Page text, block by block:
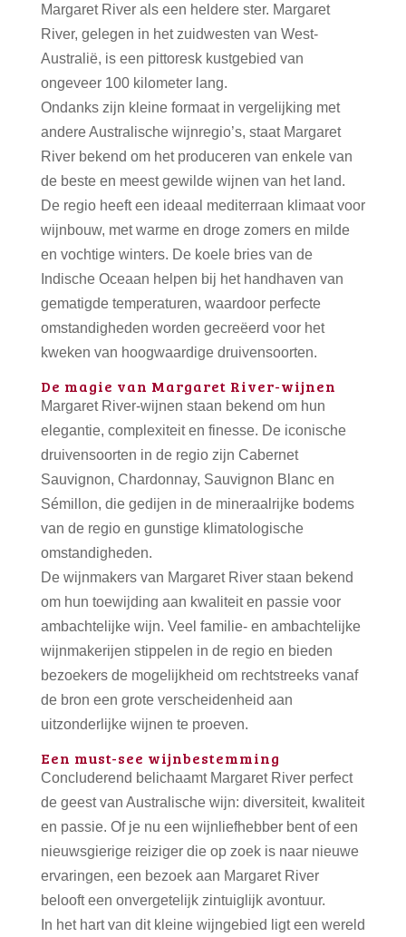
Margaret River als een heldere ster. Margaret
River, gelegen in het zuidwesten van West-
Australië, is een pittoresk kustgebied van
ongeveer 100 kilometer lang.
Ondanks zijn kleine formaat in vergelijking met
andere Australische wijnregio’s, staat Margaret
River bekend om het produceren van enkele van
de beste en meest gewilde wijnen van het land.
De regio heeft een ideaal mediterraan klimaat voor
wijnbouw, met warme en droge zomers en milde
en vochtige winters. De koele bries van de
Indische Oceaan helpen bij het handhaven van
gematigde temperaturen, waardoor perfecte
omstandigheden worden gecreëerd voor het
kweken van hoogwaardige druivensoorten.
De magie van Margaret River-wijnen
Margaret River-wijnen staan bekend om hun
elegantie, complexiteit en finesse. De iconische
druivensoorten in de regio zijn Cabernet
Sauvignon, Chardonnay, Sauvignon Blanc en
Sémillon, die gedijen in de mineraalrijke bodems
van de regio en gunstige klimatologische
omstandigheden.
De wijnmakers van Margaret River staan bekend
om hun toewijding aan kwaliteit en passie voor
ambachtelijke wijn. Veel familie- en ambachtelijke
wijnmakerijen stippelen in de regio en bieden
bezoekers de mogelijkheid om rechtstreeks vanaf
de bron een grote verscheidenheid aan
uitzonderlijke wijnen te proeven.
Een must-see wijnbestemming
Concluderend belichaamt Margaret River perfect
de geest van Australische wijn: diversiteit, kwaliteit
en passie. Of je nu een wijnliefhebber bent of een
nieuwsgierige reiziger die op zoek is naar nieuwe
ervaringen, een bezoek aan Margaret River
belooft een onvergetelijk zintuiglijk avontuur.
In het hart van dit kleine wijngebied ligt een wereld